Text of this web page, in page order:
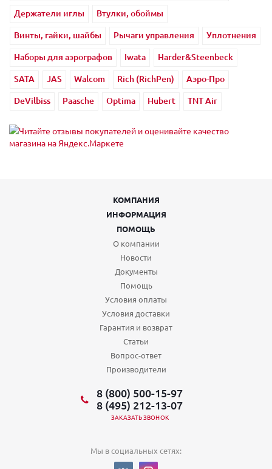
Держатели иглы
Втулки, обоймы
Винты, гайки, шайбы
Рычаги управления
Уплотнения
Наборы для аэрографов
Iwata
Harder&Steenbeck
SATA
JAS Walcom Rich (RichPen)
Аэро-Про
DeVilbiss
Paasche Optima Hubert TNT Air
КОМПАНИЯ
ИНФОРМАЦИЯ
ПОМОЩЬ
О компании
Новости
Документы
Помощь
Условия оплаты
Условия доставки
Гарантия и возврат
Статьи
Вопрос-ответ
Производители
8 (800) 500-15-97
8 (495) 212-13-07
ЗАКАЗАТЬ ЗВОНОК
Мы в социальных сетях: